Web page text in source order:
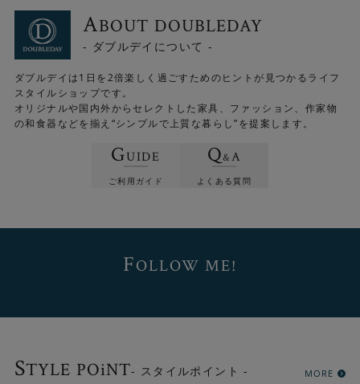
「chaubis（チャォビーズ）」は「国と国の間には、それ
む光のリズムをイメージ」したネーミングとデザインで
ABOUT DOUBLEDAY
- ダブルデイについて -
ダブルデイは1日を2倍楽しく過ごすためのヒントが見つかるライフ
スタイルショップです。
オリジナルや国内外からセレクトした家具、ファッション、作家物
の和食器などを揃え“シンプルで上質な暮らし”を提案します。
GUIDE
ご利用ガイド
Q&A
よくある質問
FOLLOW ME!
STYLE POiNT- スタイルポイント - MORE